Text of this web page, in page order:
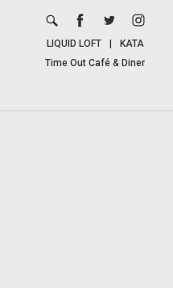
LIQUID LOFT
KATA
Time Out Café & Diner